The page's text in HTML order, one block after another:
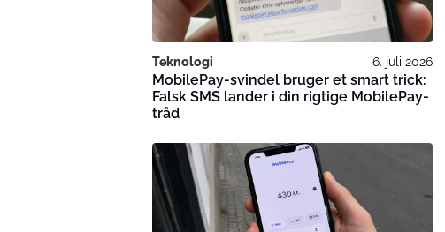
Teknologi 6. juli 2026
MobilePay-svindel bruger et smart trick:
Falsk SMS lander i din rigtige MobilePay-
tråd